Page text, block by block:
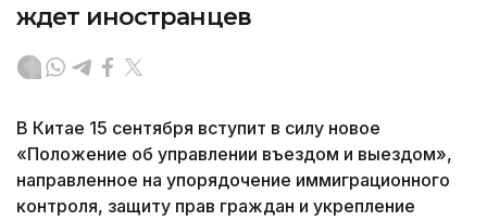
ждет иностранцев
В Китае 15 сентября вступит в силу новое
«Положение об управлении въездом и выездом»,
направленное на упорядочение иммиграционного
контроля, защиту прав граждан и укрепление